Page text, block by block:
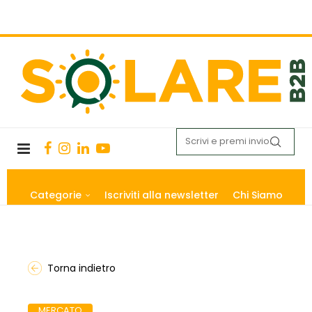
Categorie Iscriviti alla newsletter Chi Siamo
Torna indietro